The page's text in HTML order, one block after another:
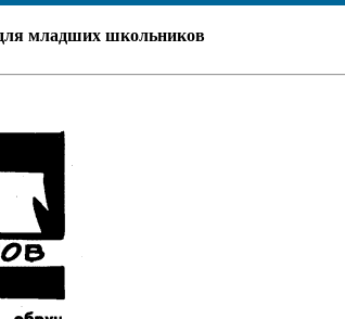
младших школьников